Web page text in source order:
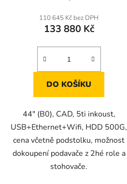
110 645 Kč bez DPH
133 880 Kč
DO KOŠÍKU
44" (B0), CAD, 5ti inkoust,
USB+Ethernet+Wifi, HDD 500G,
cena včetně podstolku, možnost
dokoupení podavače z 2hé role a
stohovače.